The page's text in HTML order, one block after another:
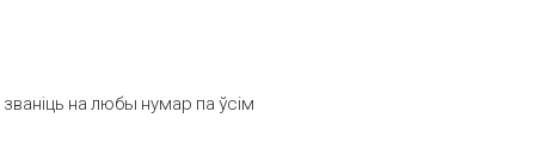
на любы нумар па ўсім